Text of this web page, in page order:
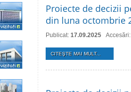
Proiecte de decizii
din luna octombrie
Publicat: 17.09.2025
CITEŞTE MAI MULT...